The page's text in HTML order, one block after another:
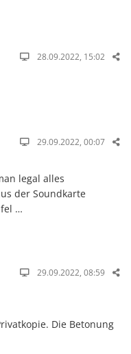
28.09.2022, 15:02
29.09.2022, 00:07
legal alles
der Soundkarte
…
29.09.2022, 08:59
Die Betonung